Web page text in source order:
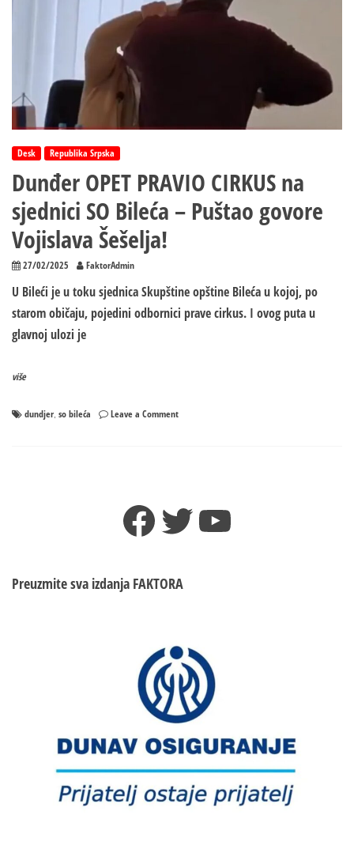
Desk Republika Srpska
Dunđer OPET PRAVIO CIRKUS na
sjednici SO Bileća – Puštao govore
Vojislava Šešelja!
27/02/2025 FaktorAdmin
U Bileći je u toku sjednica Skupštine opštine Bileća u kojoj, po
starom običaju, pojedini odbornici prave cirkus. I ovog puta u
glavnoj ulozi je
više
dundjer, so bileća Leave a Commenton
sjednici
SO
govore
Facebook
TwitterYouTube
Preuzmite sva izdanja FAKTORA